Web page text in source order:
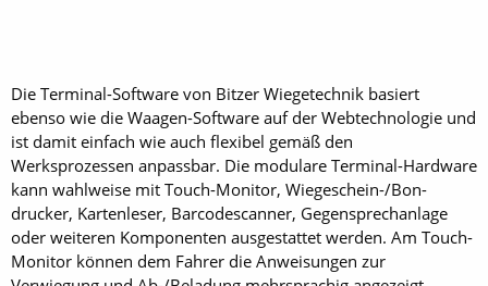
Die Terminal-Software von Bitzer Wiegetechnik basiert
ebenso wie die Waagen-Software auf der Webtechnologie und
ist damit einfach wie auch flexibel gemäß den
Werksprozessen anpassbar. Die modulare Terminal-Hardware
kann wahlweise mit Touch-Monitor, Wiegeschein-/Bon­
drucker, Kartenleser, Bar­codescanner, Gegensprechanlage
oder weiteren Komponenten ausgestattet werden. Am Touch-
Monitor können dem Fahrer die Anweisungen zur